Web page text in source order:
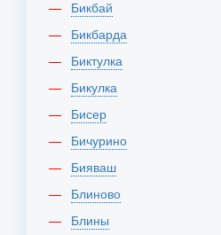
Бикбай
Бикбарда
Биктулка
Бикулка
Бисер
Бичурино
Бияваш
Блиново
Блины